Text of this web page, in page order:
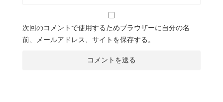
次回のコメントで使用するためブラウザーに自分の名
前、メールアドレス、サイトを保存する。